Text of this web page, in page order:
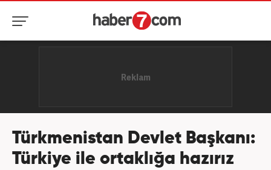
Türkmenistan Devlet Başkanı:
Türkiye ile ortaklığa hazırız